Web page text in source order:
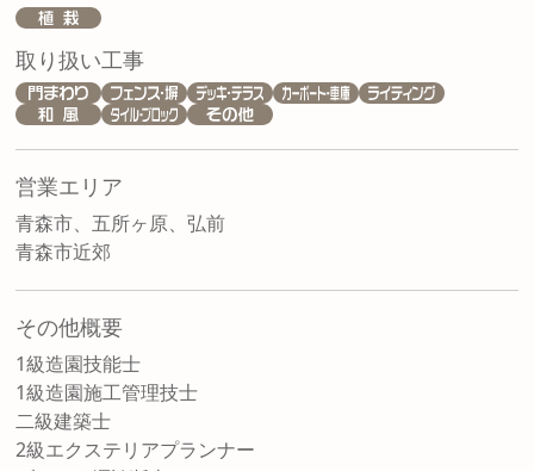
取り扱い工事
営業エリア
青森市、五所ヶ原、弘前
青森市近郊
その他概要
1級造園技能士
1級造園施工管理技士
二級建築士
2級エクステリアプランナー